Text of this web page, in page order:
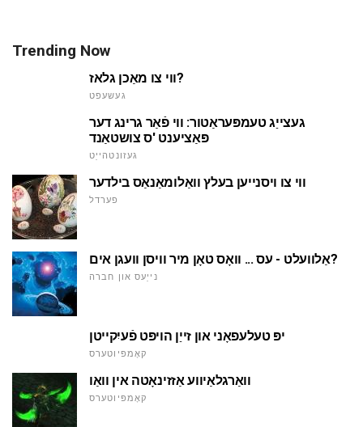
Trending Now
ווי צו מאַכן גלאז?
געשעפט
געצייַג טעמפּעראַטור: ווי פֿאַר גרינג דער
פּאַציענט 'ס צושטאַנד
געזונטהייַט
ווי צו ויסנייען בעלץ וואַלומאַנאַס בילדער
פערדל
אַלוועלט - עס ... וואָס טאָן מיר וויסן וועגן אים?
נייַעס און חברה
יפּ טעלעפאָני און זייַן הויפּט פֿעיִקייטן
קאָמפּיוטערס
וואַרגלאַיווע אַזזינאָטה אין וואַו
קאָמפּיוטערס